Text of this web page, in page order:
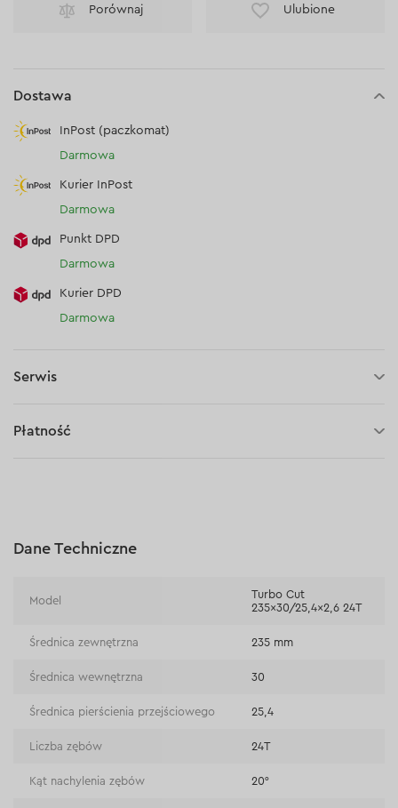
Porównaj Ulubione
Dostawa
InPost (paczkomat)
Darmowa
Kurier InPost
Darmowa
Punkt DPD
Darmowa
Kurier DPD
Darmowa
Serwis
Płatność
Płatność na rachunek bieżący (przelew tradycyjny)
Dane Techniczne
Model
Turbo Cut
235×30/25,4×2,6 24T
Średnica zewnętrzna 235 mm
Średnica wewnętrzna 30
Średnica pierścienia przejściowego 25,4
Liczba zębów 24T
Kąt nachylenia zębów 20°